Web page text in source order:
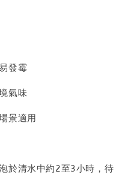
發霉
氣味
景適用
於清水中約2至3小時，待